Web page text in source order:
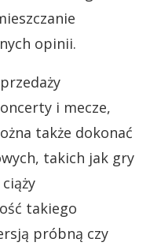
opinii.
i mecze,
także dokonać
takich jak gry
takiego
próbną czy